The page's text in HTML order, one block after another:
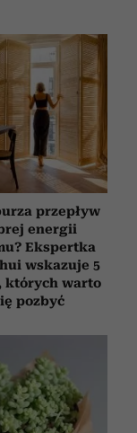
innymi danymi
podczas
przepływ
energii
Ekspertka
wskazuje 5
których warto
pozbyć